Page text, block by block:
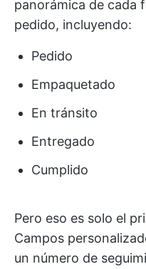
panorámica de cada
pedido, incluyendo:
Pedido
Empaquetado
En tránsito
Entregado
Cumplido
Pero eso es solo el
Campos
un número de